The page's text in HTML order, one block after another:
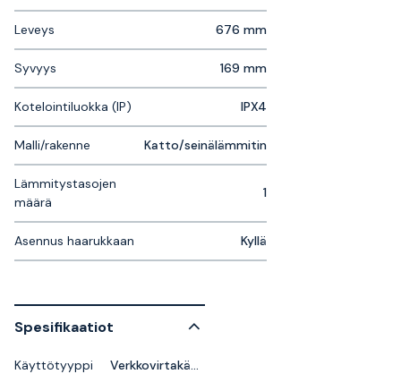
Leveys 676 mm
Syvyys 169 mm
Kotelointiluokka (IP) IPX4
Malli/rakenne Katto/seinälämmitin
Lämmitystasojen
määrä
1
Asennus haarukkaan Kyllä
Spesifikaatiot
Käyttötyyppi Verkkovirtakäyttöinen